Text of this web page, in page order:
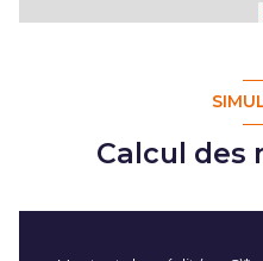
Calcul des